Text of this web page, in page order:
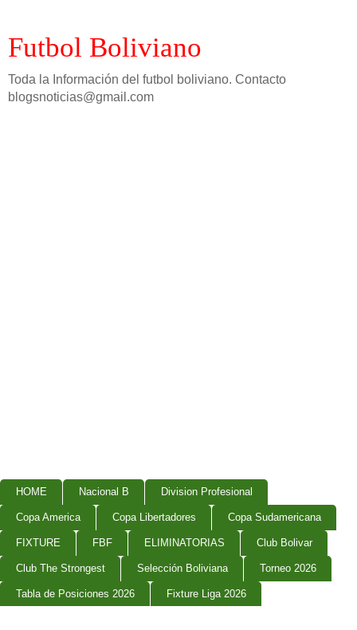
Futbol Boliviano
Toda la Información del futbol boliviano. Contacto
blogsnoticias@gmail.com
HOME Nacional B Division Profesional
Copa America Copa Libertadores Copa Sudamericana
FIXTURE FBF ELIMINATORIAS Club Bolivar
Club The Strongest Selección Boliviana Torneo 2026
Tabla de Posiciones 2026 Fixture Liga 2026